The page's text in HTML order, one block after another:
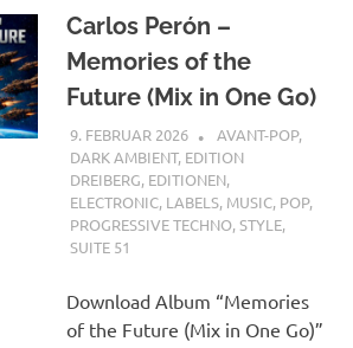
Carlos Perón –
Memories of the
Future (Mix in One Go)
9. FEBRUAR 2026 STEFANBRAUN
AVANT-POP,
DARK AMBIENT, EDITION
DREIBERG, EDITIONEN,
ELECTRONIC, LABELS, MUSIC, POP,
PROGRESSIVE TECHNO,STYLE,
SUITE 51
Download Album “Memories
of the Future (Mix in One Go)”